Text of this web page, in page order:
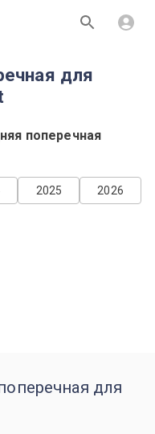
для
поперечная
2026
2025
для